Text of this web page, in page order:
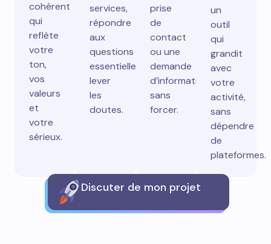
cohérent
qui
reflète
votre
ton,
vos
valeurs
et
votre
sérieux.
services,
répondre
aux
questions
essentielles,
lever
les
doutes.
prise
de
contact
ou une
demande
d’information
sans
forcer.
un
outil
qui
grandit
avec
votre
activité,
sans
dépendre
de
plateformes.
Discuter de mon projet